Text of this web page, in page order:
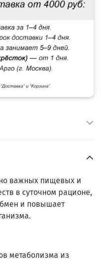
важных пищевых и
в суточном рационе,
и повышает
метаболизма из